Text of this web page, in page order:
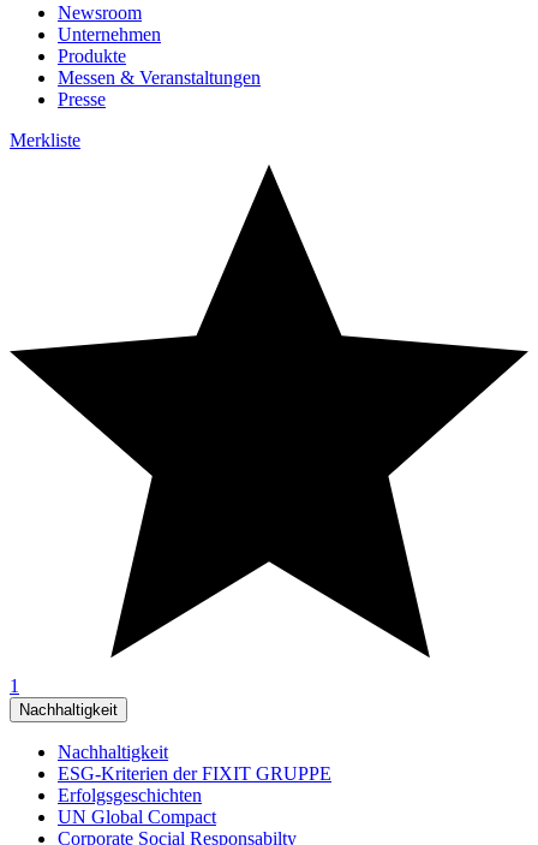
Newsroom
Unternehmen
Produkte
Messen & Veranstaltungen
Presse
Merkliste
1
Nachhaltigkeit
Nachhaltigkeit
ESG-Kriterien der FIXIT GRUPPE
Erfolgsgeschichten
UN Global Compact
Corporate Social Responsabilty